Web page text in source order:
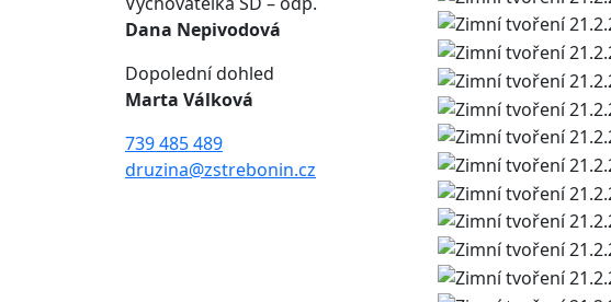
Dana Nepivodová
Dopolední dohled
Marta Válková
739 485 489
druzina@zstrebonin.cz